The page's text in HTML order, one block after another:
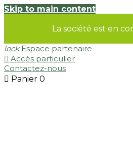
Skip to main content
La société est en
lockEspace partenaire
 Accès particulier
Contactez-nous
 Panier 0